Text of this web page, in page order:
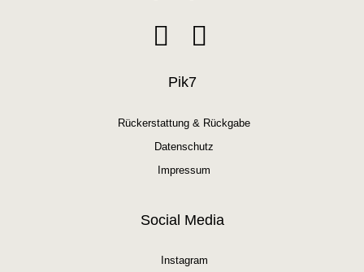
Pik7
Rückerstattung & Rückgabe
Datenschutz
Impressum
Social Media
Instagram